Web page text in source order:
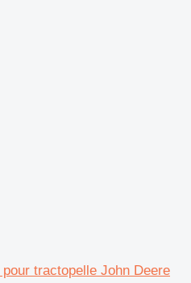
tractopelle John Deere